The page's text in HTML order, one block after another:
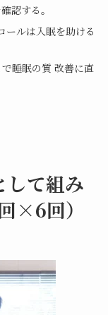
認する。
ールは入眠を助ける
睡眠の質 改善に直
して組み
×6回）